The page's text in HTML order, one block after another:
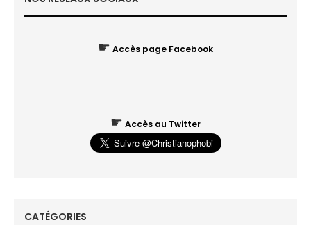
☛ Accès page Facebook
☛ Accès au Twitter
CATÉGORIES